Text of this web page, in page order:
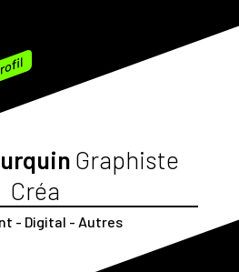
Graphiste
Créa
- Digital - Autres